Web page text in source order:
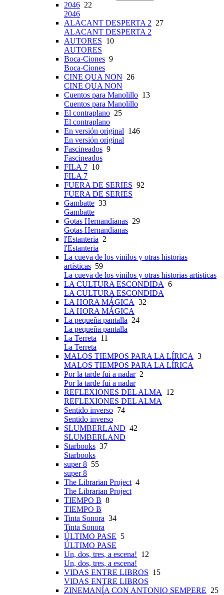
2046 22
2046
ALACANT DESPERTA 2 27
ALACANT DESPERTA 2
AUTORES 10
AUTORES
Boca-Ciones 9
Boca-Ciones
CINE QUA NON 26
CINE QUA NON
Cuentos para Manolillo 13
Cuentos para Manolillo
El contraplano 25
El contraplano
En versión original 146
En versión original
Fascineados 9
Fascineados
FILA 7 10
FILA 7
FUERA DE SERIES 92
FUERA DE SERIES
Gambatte 33
Gambatte
Gotas Hernandianas 29
Gotas Hernandianas
l'Estanteria 2
l'Estanteria
La cueva de los vinilos y otras historias
artísticas 59
La cueva de los vinilos y otras historias artísticas
LA CULTURA ESCONDIDA 6
LA CULTURA ESCONDIDA
LA HORA MÁGICA 32
LA HORA MÁGICA
La pequeña pantalla 24
La pequeña pantalla
La Terreta 11
La Terreta
MALOS TIEMPOS PARA LA LÍRICA 3
MALOS TIEMPOS PARA LA LÍRICA
Por la tarde fui a nadar2
Por la tarde fui a nadar
REFLEXIONES DEL ALMA
12
REFLEXIONES DEL ALMA
Sentido inverso 74
Sentido inverso
SLUMBERLAND 42
SLUMBERLAND
Starbooks 37
Starbooks
super 8 55
super 8
The Librarian Project 4
The Librarian Project
TIEMPO B 8
TIEMPO B
Tinta Sonora 34
Tinta Sonora
ÚLTIMO PASE 5
ÚLTIMO PASE
Un, dos, tres, a escena! 12
Un, dos, tres, a escena!
VIDAS ENTRE LIBROS 15
VIDAS ENTRE LIBROS
ZINEMANÍA CON ANTONIO SEMPERE 25